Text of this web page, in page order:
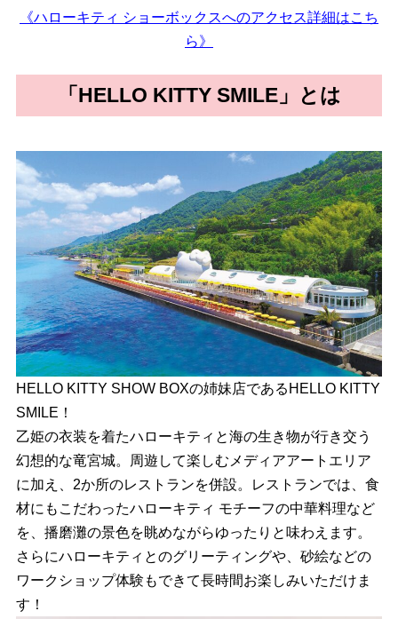
《ハローキティ ショーボックスへのアクセス詳細はこち
ら》
「HELLO KITTY SMILE」とは
HELLO KITTY SHOW BOXの姉妹店であるHELLO KITTY
SMILE！
乙姫の衣装を着たハローキティと海の生き物が行き交う
幻想的な竜宮城。周遊して楽しむメディアアートエリア
に加え、2か所のレストランを併設。レストランでは、食
材にもこだわったハローキティ モチーフの中華料理など
を、播磨灘の景色を眺めながらゆったりと味わえます。
さらにハローキティとのグリーティングや、砂絵などの
ワークショップ体験もできて長時間お楽しみいただけま
す！